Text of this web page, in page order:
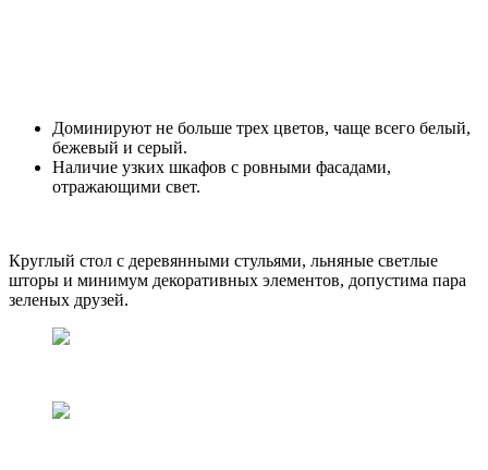
Доминируют не больше трех цветов, чаще всего белый,
бежевый и серый.
Наличие узких шкафов с ровными фасадами,
отражающими свет.
Круглый стол с деревянными стульями, льняные светлые
шторы и минимум декоративных элементов, допустима пара
зеленых друзей.